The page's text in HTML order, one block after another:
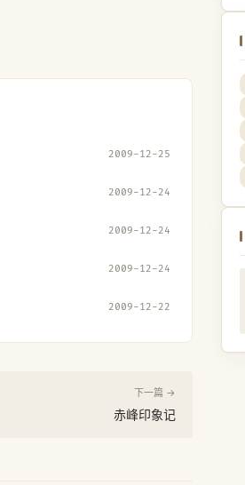
2009-12-25
2009-12-24
2009-12-24
2009-12-24
2009-12-22
下一篇 →
赤峰印象记